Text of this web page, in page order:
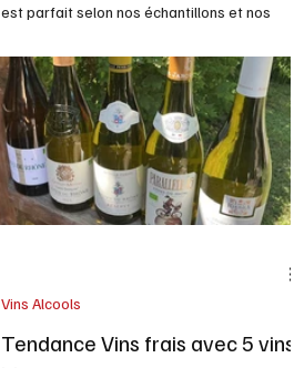
est parfait selon nos échantillons et nos
vignobles produiront cette année plus de 5
millions de bouteilles Un quotidien en parlait
en fin de semaine. Notre équipe d’experts
qui couvre le sujet depuis 45 ans en parle
toujours ce mois. Les vins du Québec sont
principalement commercialisés par trois
canaux : la SAQ (32 %), la vente directe (29
%) et les épiceries (26 %), l es restos font
Tendance Vins frais avec 5 vins
Vins Alcools